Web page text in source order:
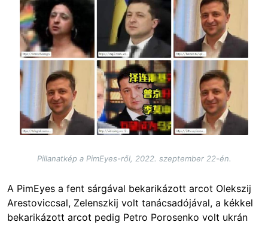
Pillanatkép a PimEyes-ről, 2022. szeptember 22-én.
A PimEyes a fent sárgával bekarikázott arcot Olekszij
Arestoviccsal, Zelenszkij volt tanácsadójával, a kékkel
bekarikázott arcot pedig Petro Porosenko volt ukrán